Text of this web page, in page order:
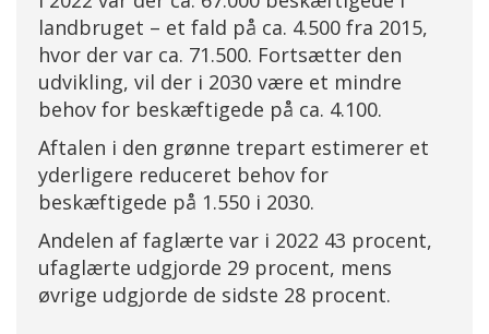
landbruget – et fald på ca. 4.500 fra 2015,
hvor der var ca. 71.500. Fortsætter den
udvikling, vil der i 2030 være et mindre
behov for beskæftigede på ca. 4.100.
Aftalen i den grønne trepart estimerer et
yderligere reduceret behov for
beskæftigede på 1.550 i 2030.
Andelen af faglærte var i 2022 43 procent,
ufaglærte udgjorde 29 procent, mens
øvrige udgjorde de sidste 28 procent.